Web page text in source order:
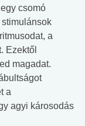
csomó
a
Ezektől
magadat.
a
agyi károsodás